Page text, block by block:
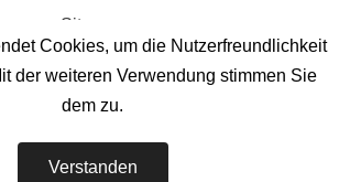
Sitemap
MIETSERVICE
Cookies, um die Nutzerfreundlichkeit
der weiteren Verwendung stimmen Sie
dem zu.
Verstanden